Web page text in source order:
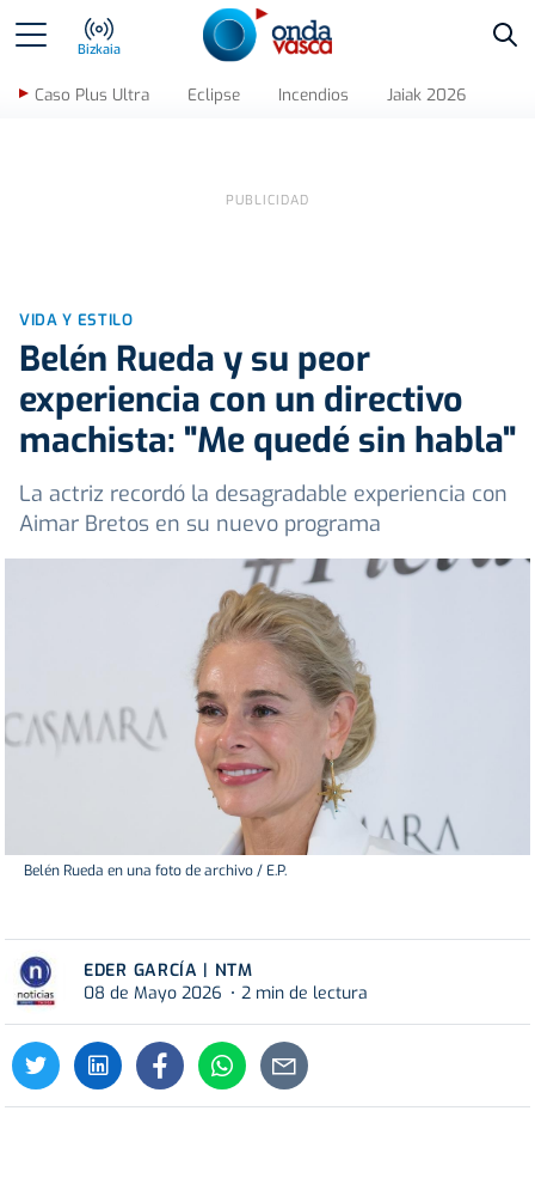
Bizkaia
Caso Plus Ultra Eclipse Incendios Jaiak 2026
VIDA Y ESTILO
Belén Rueda y su peor
experiencia con un directivo
machista: "Me quedé sin habla"
La actriz recordó la desagradable experiencia con
Aimar Bretos en su nuevo programa
Belén Rueda en una foto de archivo / E.P.
EDER GARCÍA | NTM
08 de Mayo 2026
2 min de lectura